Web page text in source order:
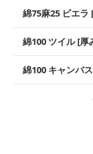
般にお使いいた
※レッスンバッグ
・布団カバーな
柔らかくふんわ
チなど直接肌に
す。
・スタイ、おく
・ブラウス、チ
・パジャマなどの
上質で薄手の平
良さが魅力。透
・ブラウス、シ
綿75麻25 ビエラ
コットン75％リ
りもふんわりと
綿100 ツイル [厚
綾織りの生地
らかいのが特
綿100 キャンバ
耐久性があり
小物、インテリ